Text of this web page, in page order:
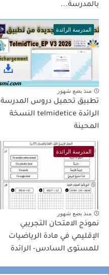
بالمدرسة...
المدرسة الرائدة
منذ بضع شهور
تطبيق تحميل دروس المدرسة
الرائدة telmidetice النسخة
المحينة
المدرسة الرائدة
منذ بضع شهور
نموذج الامتحان التجريبي
الإقليمي في مادة الرياضيات
للمستوى السادس- الرائدة